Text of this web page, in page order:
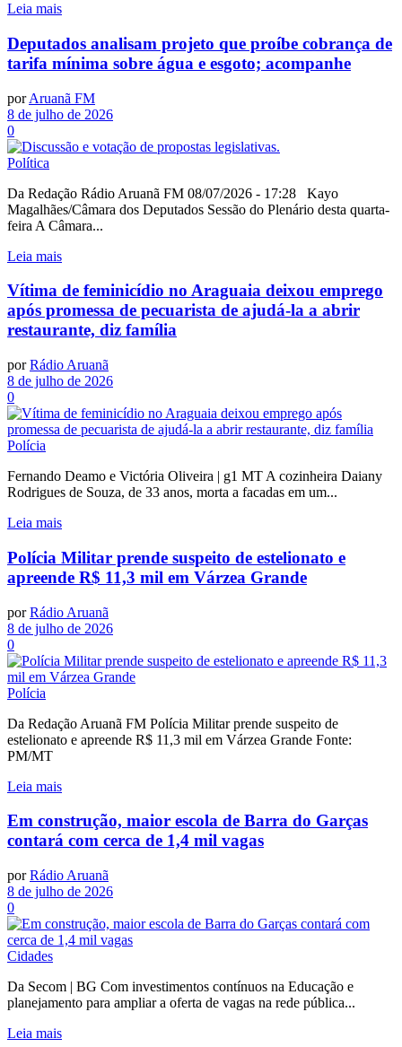
Leia mais
Deputados analisam projeto que proíbe cobrança de
tarifa mínima sobre água e esgoto; acompanhe
por Aruanã FM
8 de julho de 2026
0
Política
Da Redação Rádio Aruanã FM 08/07/2026 - 17:28 Kayo
Magalhães/Câmara dos Deputados Sessão do Plenário desta quarta-
feira A Câmara...
Leia mais
Vítima de feminicídio no Araguaia deixou emprego
após promessa de pecuarista de ajudá-la a abrir
restaurante, diz família
por Rádio Aruanã
8 de julho de 2026
0
Polícia
Fernando Deamo e Victória Oliveira | g1 MT A cozinheira Daiany
Rodrigues de Souza, de 33 anos, morta a facadas em um...
Leia mais
Polícia Militar prende suspeito de estelionato e
apreende R$ 11,3 mil em Várzea Grande
por Rádio Aruanã
8 de julho de 2026
0
Polícia
Da Redação Aruanã FM Polícia Militar prende suspeito de
estelionato e apreende R$ 11,3 mil em Várzea Grande Fonte:
PM/MT
Leia mais
Em construção, maior escola de Barra do Garças
contará com cerca de 1,4 mil vagas
por Rádio Aruanã
8 de julho de 2026
0
Cidades
Da Secom | BG Com investimentos contínuos na Educação e
planejamento para ampliar a oferta de vagas na rede pública...
Leia mais